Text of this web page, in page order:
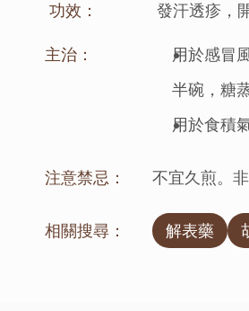
功效：
發汗透疹，
主治：
用於感冒
半碗，糖
用於食積
注意禁忌： 不宜久煎。
相關搜尋： 解表藥